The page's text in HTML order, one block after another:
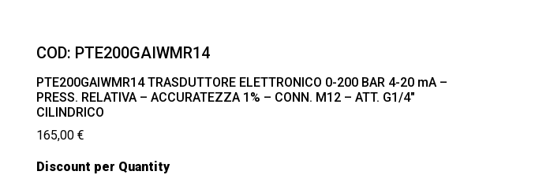
COD: PTE200GAIWMR14
PTE200GAIWMR14 TRASDUTTORE ELETTRONICO 0-200 BAR 4-20 mA –
PRESS. RELATIVA – ACCURATEZZA 1% – CONN. M12 – ATT. G1/4″
CILINDRICO
165,00€
Discount per Quantity